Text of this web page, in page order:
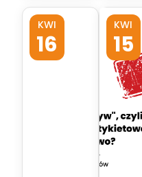
KWI
16
KWI
15